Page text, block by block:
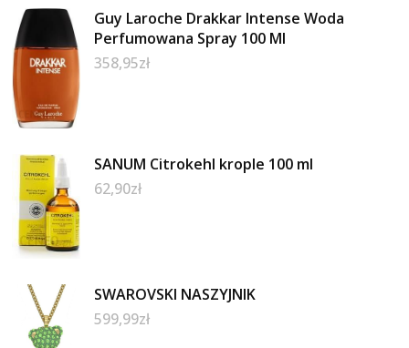
Guy Laroche Drakkar Intense Woda
Perfumowana Spray 100 Ml
358,95zł
SANUM Citrokehl krople 100 ml
62,90zł
SWAROVSKI NASZYJNIK
599,99zł